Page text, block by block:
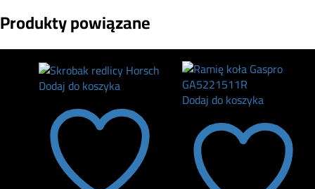
Produkty powiązane
Dodaj do koszyka
Dodaj do koszyka